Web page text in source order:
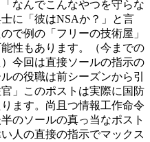
なんでこんなやつを守らな
に「彼はNSAか？」と言
で例の「フリーの技術屋」
性もあります。（今までの
今回は直接ソールの指示の
の役職は前シーズンから引
」このポストは実際に国防
ます。尚且つ情報工作命令
のソールの真っ当なポスト
人の直接の指示でマックス